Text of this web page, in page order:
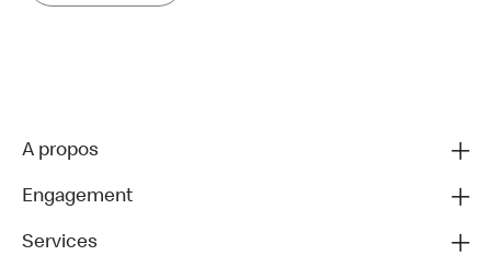
A propos
Engagement
Services